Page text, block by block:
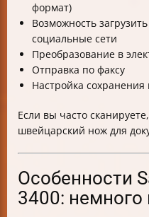
формат)
Возможность
социальные сети
Преобразование в
Отправка по факсу
Настройка
Если вы часто
швейцарский нож для
Особенности
3400: